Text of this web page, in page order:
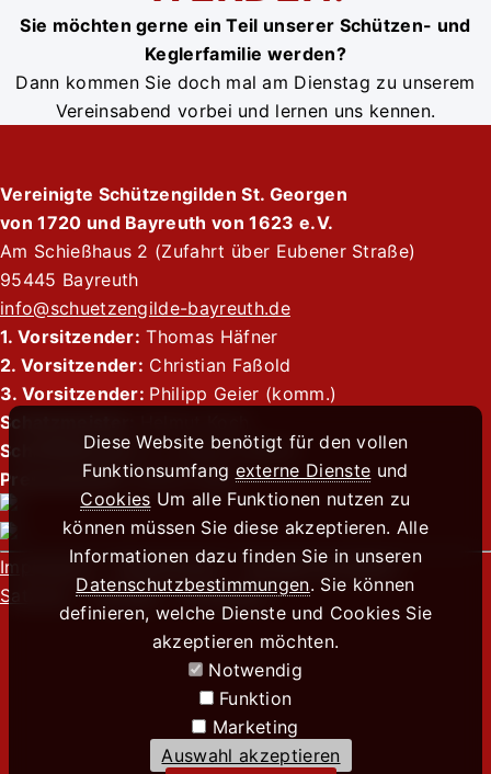
Sie möchten gerne ein Teil unserer Schützen- und
Keglerfamilie werden?
Dann kommen Sie doch mal am Dienstag zu unserem
Vereinsabend vorbei und lernen uns kennen.
Vereinigte Schützengilden St. Georgen
von 1720 und Bayreuth von 1623 e.V.
Am Schießhaus 2 (Zufahrt über Eubener Straße)
95445 Bayreuth
info@schuetzengilde-bayreuth.de
1. Vorsitzender: Thomas Häfner
2. Vorsitzender: Christian Faßold
3. Vorsitzender: Philipp Geier (komm.)
Schatzmeister:
Schriftführerin:Dr. Verena Faßold
Pressewartin:Sophie Pape
Impressum Datenschutz
Kontakt & Anfahrt
Satzung
Chronik Formulare
Diese Website benötigt für den vollen
Funktionsumfang externe Dienste und
Cookies Um alle Funktionen nutzen zu
können müssen Sie diese akzeptieren. Alle
Informationen dazu finden Sie in unseren
Datenschutzbestimmungen. Sie können
definieren, welche Dienste und Cookies Sie
akzeptieren möchten.
Notwendig
Funktion
Marketing
Auswahl akzeptieren